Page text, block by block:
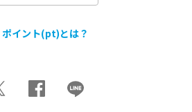
ポイント(pt)とは？